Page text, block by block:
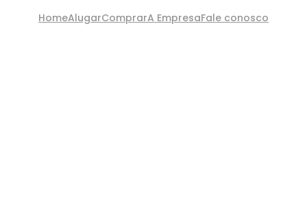
HomeAlugarComprarA EmpresaFale conosco